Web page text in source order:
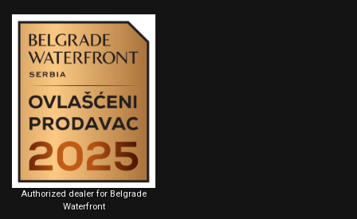
Authorized dealer for Belgrade
Waterfront